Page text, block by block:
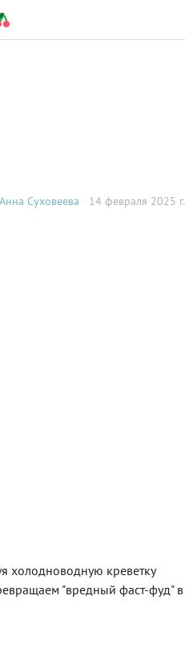
Анна Суховеева 14 февраля 2025 г.
холодноводную креветку
"вредный фаст-фуд" в